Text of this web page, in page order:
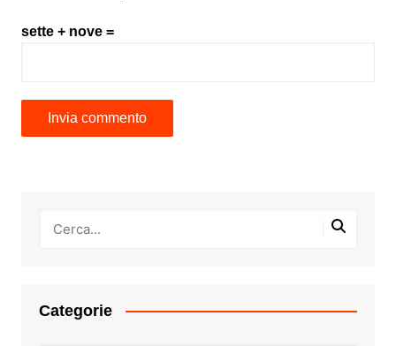
sette + nove =
Categorie